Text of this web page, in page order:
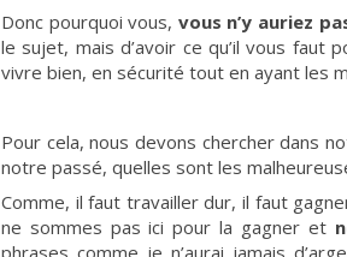
Donc pourquoi vous, vous n’y auriez
le sujet, mais d’avoir ce qu’il vous faut
vivre bien, en sécurité tout en ayant les
Pour cela, nous devons chercher dans
notre passé, quelles sont les
Comme, il faut travailler dur, il faut
ne sommes pas ici pour la gagner et
phrases comme je n’aurai jamais